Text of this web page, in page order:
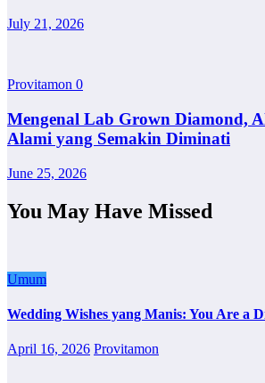
July 21, 2026
Provitamon 0
Mengenal Lab Grown Diamond,
Alami yang Semakin Diminati
June 25, 2026
You May Have Missed
Umum
Wedding Wishes yang Manis: You Are a
April 16, 2026 Provitamon